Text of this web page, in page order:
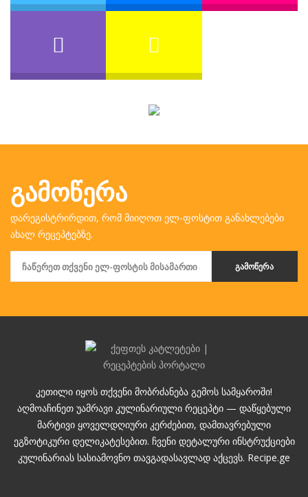
ᲒᲐᲛᲝᲬᲔᲠᲐ
დარეგისტრირდით, რომ მიიღოთ ელ-ფოსტით განახლებები
ახალ რეცეპტებზე.
ᲒᲐᲛᲝᲬᲔᲠᲐ
კეთილი იყოს თქვენი მობრძანება გემოს სამყაროში!
აღმოაჩინეთ უამრავი კულინარიული რეცეპტი — დაწყებული
მარტივი ყოველდღიური კერძებით, დამთავრებული
ეგზოტიკური დელიკატესებით. ჩვენი დეტალური ინსტრუქციები
კულინარიას სასიამოვნო თავგადასავლად აქცევს. Recipe.ge